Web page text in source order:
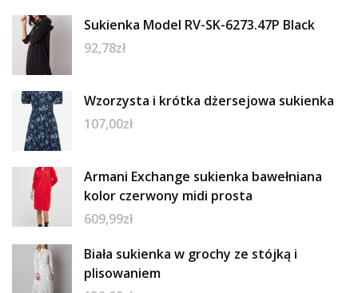
Sukienka Model RV-SK-6273.47P Black
92,78zł
Wzorzysta i krótka dżersejowa sukienka
107,00zł
Armani Exchange sukienka bawełniana
kolor czerwony midi prosta
609,99zł
Biała sukienka w grochy ze stójką i
plisowaniem